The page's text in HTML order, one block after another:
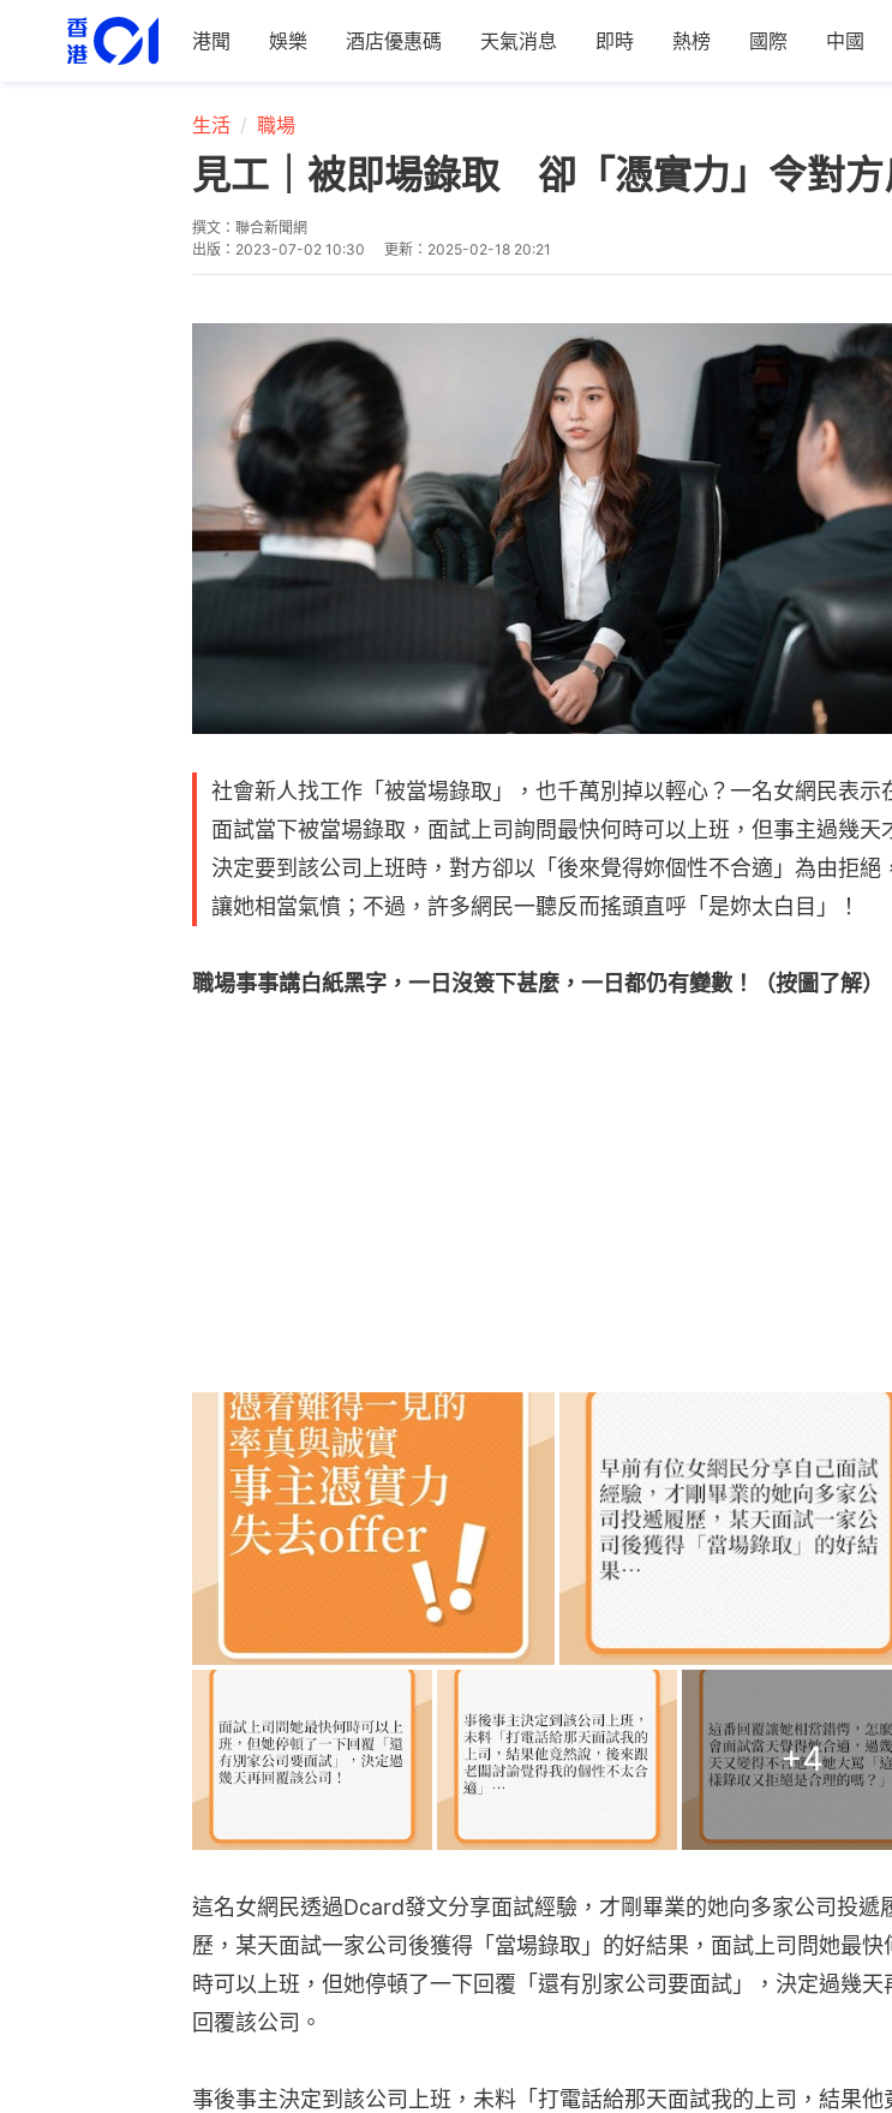
港聞 娛樂 酒店優惠碼 天氣消息 即時 熱榜 國際 中國
生活 職場
見工｜被即場錄取 卻「憑實力」令對
撰文： 聯合新聞網
出版： 2023-07-02 10:30 更新： 2025-02-18 20:21
社會新人找工作「被當場錄取」，也千萬別掉以輕心？一名女網民表示
面試當下被當場錄取，面試上司詢問最快何時可以上班，但事主過幾天
決定要到該公司上班時，對方卻以「後來覺得妳個性不合適」為由拒絕
讓她相當氣憤；不過，許多網民一聽反而搖頭直呼「是妳太白目」！
職場事事講白紙黑字，一日沒簽下甚麼，一日都仍有變數！（按圖了解）
+4
這名女網民透過Dcard發文分享面試經驗，才剛畢業的她向多家公司投遞
歷，某天面試一家公司後獲得「當場錄取」的好結果，面試上司問她最快
時可以上班，但她停頓了一下回覆「還有別家公司要面試」，決定過幾天
回覆該公司。
事後事主決定到該公司上班，未料「打電話給那天面試我的上司，結果他